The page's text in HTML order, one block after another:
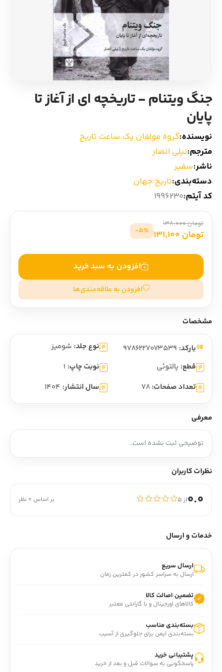
سایر کشورهای اروپا
داستان کوتاه
شعر و متون کهن
ادبیات
جنگ ویتنام - تاریخچه ای از آغاز تا
پایان
نویسنده:گروه مولفان یک ساعت تاریخ
مترجم:نیلی انصار
ناشر:سفیر
دسته‌بندی:تاریخ جهان
کد آیتم:1996230
تومان 138,000
تومان 131,100 5٪-
افزودن به سبد خرید
افزودن به علاقه‌مندی‌ها
مشخصات
بارکد: نوع جلد: شومیز
قطع: پالتوئی نوبت چاپ: 1
تعداد صفحات: 78 سال انتشار: 1404
معرفی
توضیحی ثبت نشده است.
نظرات کاربران
0.0از ۵ بر اساس 0 نظر
خدمات و ارسال
ارسال سریع
ارسال به سراسر کشور در کمترین زمان
تضمین اصالت کالا
کالاهای اورجینال و با گارانتی معتبر
بسته‌بندی مناسب
بسته‌بندی ایمن برای جلوگیری از آسیب
پشتیبانی خرید
پاسخگویی به سوالات قبل و بعد از خرید